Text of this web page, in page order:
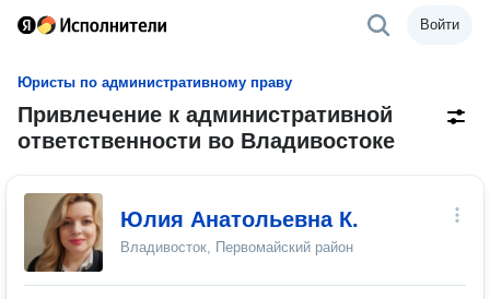
Войти
Юристы по административному праву
Привлечение к административной
ответственности во Владивостоке
Юлия Анатольевна К.
Владивосток, Первомайский район